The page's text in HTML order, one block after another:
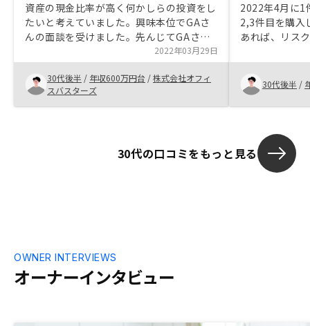
資産の現金比率が高く何かしらの投資をし
たいと考えていました。興味本位でGAさ
んの面談を受けました。先んじてGAさん
で投資を始めた職場の先輩からの紹介でし
た。説明がわかりやすく、リスクも理解で
きたうえでメリットを感じられた為です。
2022年03月29日
30代後半 / 年収600万円台 /株式会社オフィ
スバスターズ
2022年4月に1
2,3件目を購入
あれば、リス
プラン及び
すぎる連続的
生活を過度に
資産形成が可
松さんは及び
来ていただき
お越しで大変
30代後半 /
30代の口コミをもっと見る
オーナーインタビュー
OWNER INTERVIEWS